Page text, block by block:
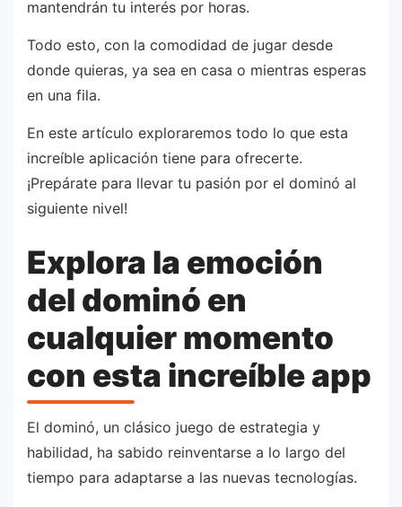
mantendrán tu interés por horas.
Todo esto, con la comodidad de jugar desde
donde quieras, ya sea en casa o mientras esperas
en una fila.
En este artículo exploraremos todo lo que esta
increíble aplicación tiene para ofrecerte.
¡Prepárate para llevar tu pasión por el dominó al
siguiente nivel!
Explora la emoción
del dominó en
cualquier momento
con esta increíble app
El dominó, un clásico juego de estrategia y
habilidad, ha sabido reinventarse a lo largo del
tiempo para adaptarse a las nuevas tecnologías.